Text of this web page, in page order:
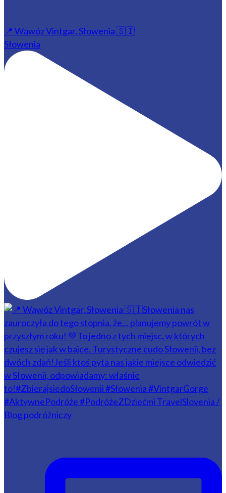
📍 Wąwóz Vintgar, Słowenia 🇸🇮
Słowenia